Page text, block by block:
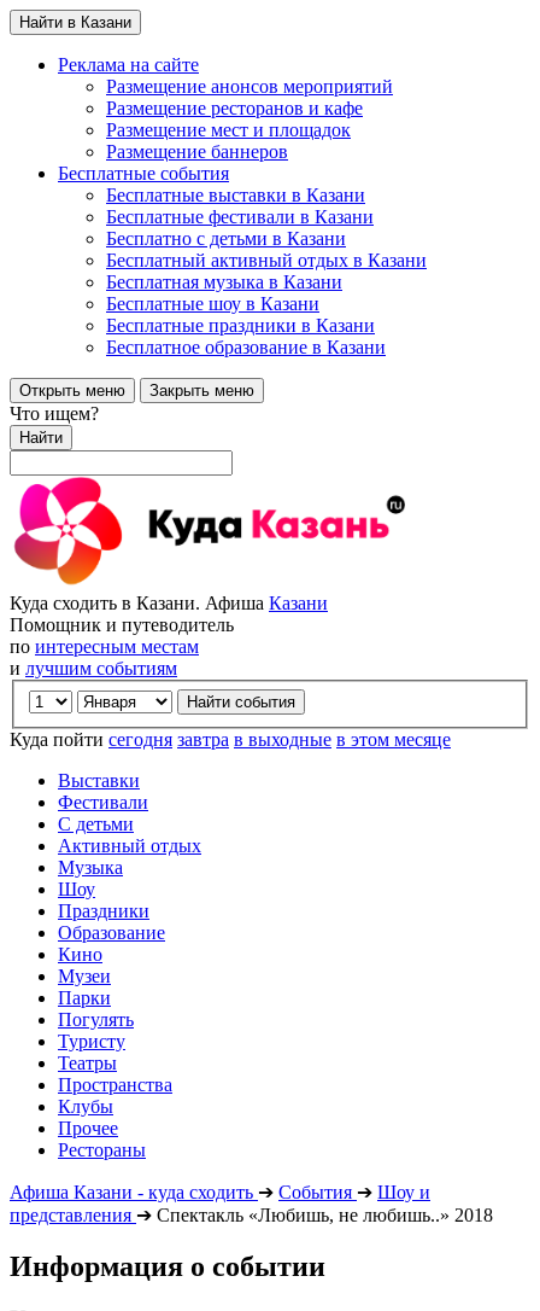
Найти в Казани
Реклама на сайте
Размещение анонсов мероприятий
Размещение ресторанов и кафе
Размещение мест и площадок
Размещение баннеров
Бесплатные события
Бесплатные выставки в Казани
Бесплатные фестивали в Казани
Бесплатно с детьми в Казани
Бесплатный активный отдых в Казани
Бесплатная музыка в Казани
Бесплатные шоу в Казани
Бесплатные праздники в Казани
Бесплатное образование в Казани
Открыть меню Закрыть меню
Что ищем?
Найти
Куда сходить в Казани. Афиша Казани
Помощник и путеводитель
по интересным местам
и лучшим событиям
Куда пойти сегодня завтра в выходные в этом месяце
Выставки
Фестивали
С детьми
Активный отдых
Музыка
Шоу
Праздники
Образование
Кино
Музеи
Парки
Погулять
Туристу
Театры
Пространства
Клубы
Прочее
Рестораны
Афиша Казани - куда сходить ➔ События ➔ Шоу и
представления ➔ Спектакль «Любишь, не любишь..» 2018
Информация о событии